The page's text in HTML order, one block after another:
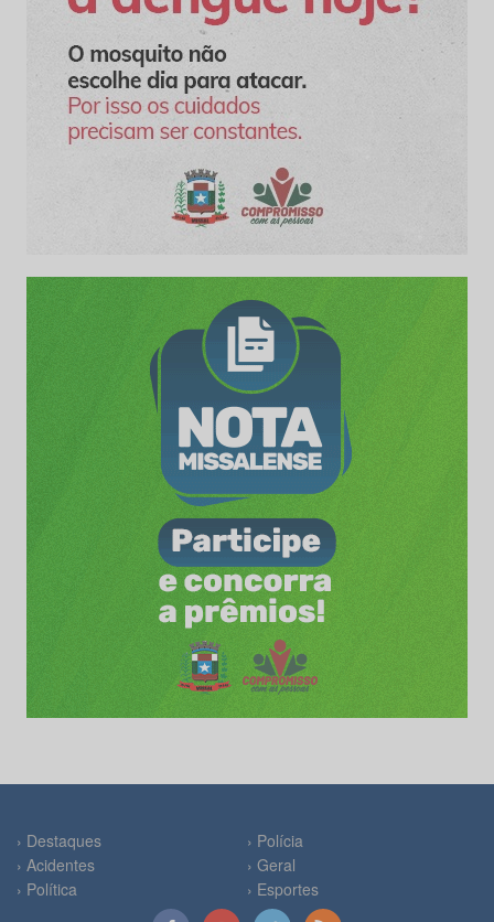
› Destaques
› Acidentes
› Política
› Polícia
› Geral
› Esportes